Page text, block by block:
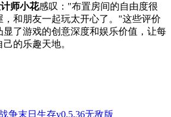
师小花感叹："布置房间的自由度很
，和朋友一起玩太开心了。"这些评价
了游戏的创意深度和娱乐价值，让每
的乐趣天地。